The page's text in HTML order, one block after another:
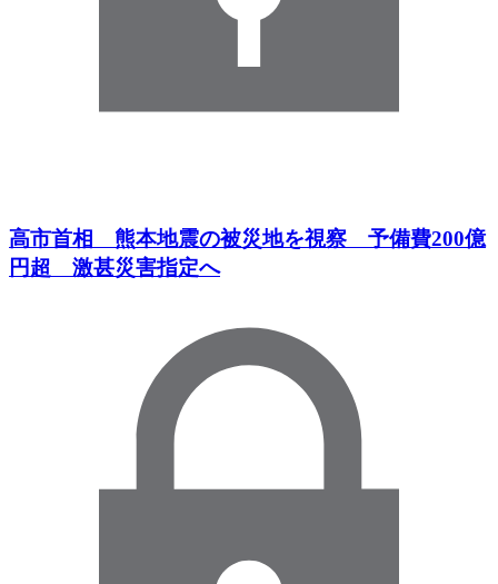
高市首相 熊本地震の被災地を視察 予備費200億
円超 激甚災害指定へ